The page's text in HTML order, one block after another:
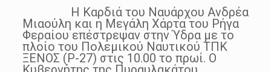
Η Καρδιά του Ναυάρχου Ανδρέα
Μιαούλη και η Μεγάλη Χάρτα του Ρήγα
Φεραίου επέστρεψαν στην Ύδρα με το
πλοίο του Πολεμικού Ναυτικού ΤΠΚ
ΞΕΝΟΣ (Ρ-27) στις 10.00 το πρωί. Ο